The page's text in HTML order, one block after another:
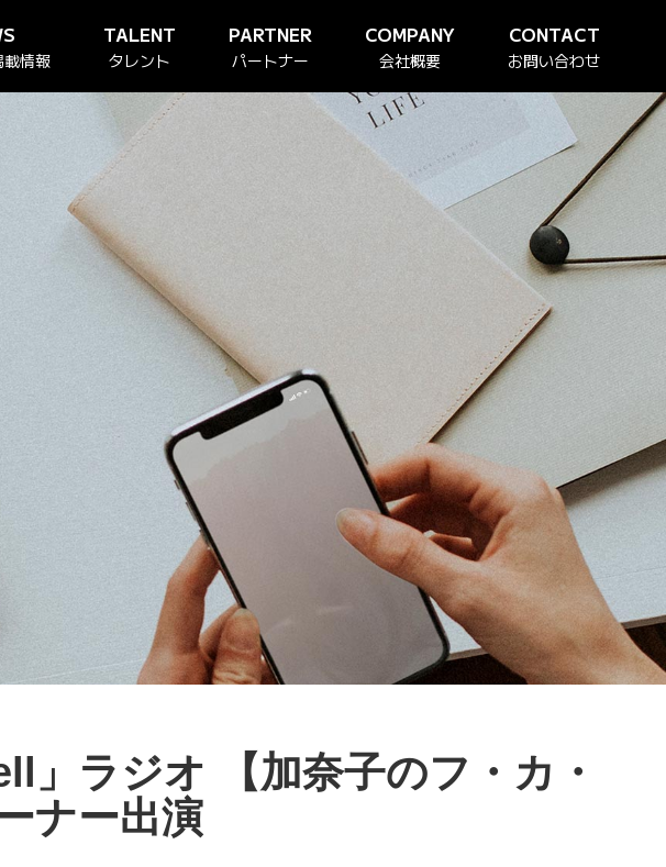
載情報
TALENT
タレント
PARTNER
パートナー
COMPANY
会社概要
CONTACT
お問い合わせ
」ラジオ 【加奈子のフ・カ・
ナー出演